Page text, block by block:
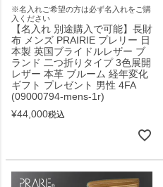
※名入れご希望の方は必ず名入れをご購
入ください
【名入れ 別途購入で可能】長財
布 メンズ PRAIRIE プレリー 日
本製 英国ブライドルレザー ブ
ランド 二つ折りタイプ 3色展開
レザー 本革 ブルーム 経年変化
ギフト プレゼント 男性 4FA
(09000794-mens-1r)
¥44,000税込